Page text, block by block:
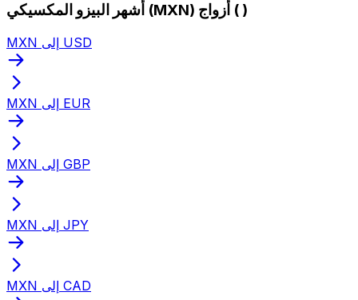
أشهر البيزو المكسيكي (MXN) أزواج ( )
MXN إلى USD
MXN إلى EUR
MXN إلى GBP
MXN إلى JPY
MXN إلى CAD